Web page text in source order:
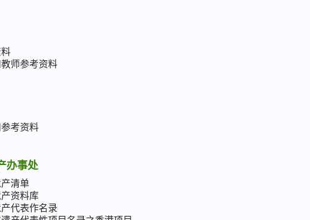
师参考资料
考资料
办事处
清单
资料库
代表作名录